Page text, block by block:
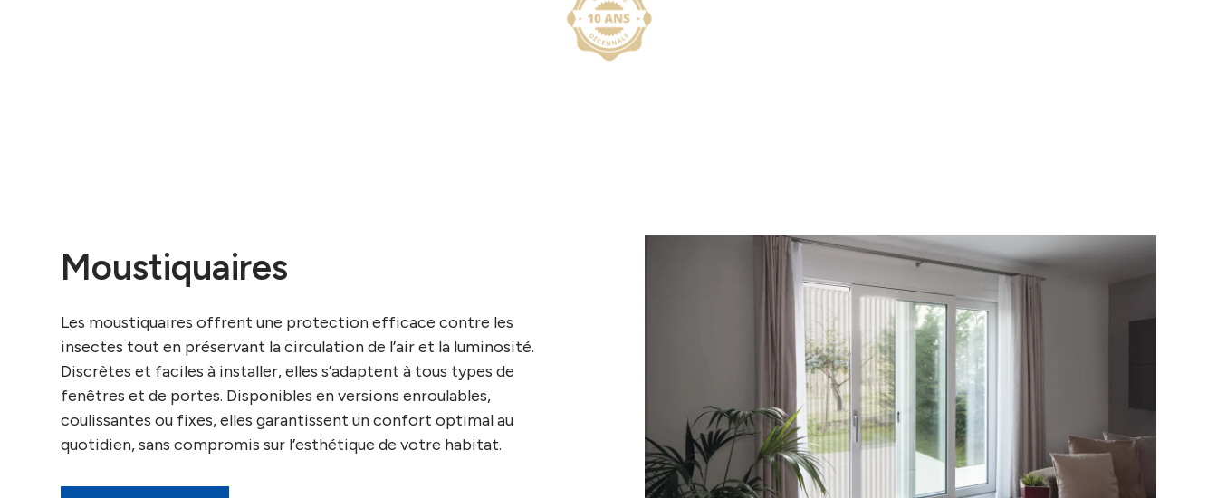
Moustiquaires
Les moustiquaires offrent une protection efficace contre les
insectes tout en préservant la circulation de l’air et la luminosité.
Discrètes et faciles à installer, elles s’adaptent à tous types de
fenêtres et de portes. Disponibles en versions enroulables,
coulissantes ou fixes, elles garantissent un confort optimal au
quotidien, sans compromis sur l’esthétique de votre habitat.